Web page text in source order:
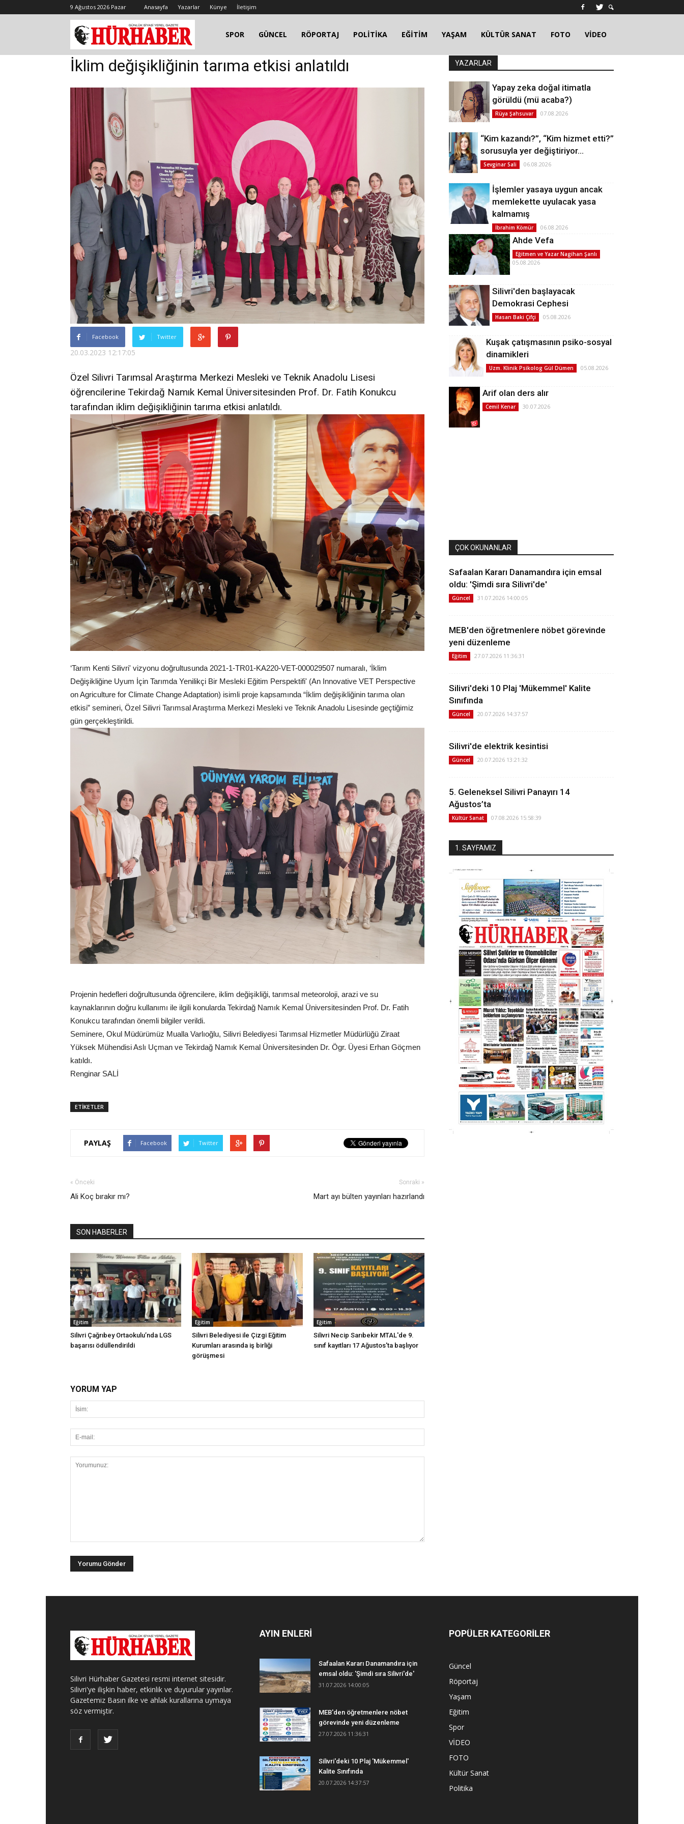
9 Ağustos 2026 Pazar Anasayfa Yazarlar Künye İletişim
SPOR GÜNCEL RÖPORTAJ POLİTİKA EĞİTİM YAŞAM KÜLTÜR SANAT FOTO VİDEO
İklim değişikliğinin tarıma etkisi anlatıldı
Facebook Twitter
20.03.2023 12:17:05
Özel Silivri Tarımsal Araştırma Merkezi Mesleki ve Teknik Anadolu Lisesi
öğrencilerine Tekirdağ Namık Kemal Üniversitesinden Prof. Dr. Fatih Konukcu
tarafından iklim değişikliğinin tarıma etkisi anlatıldı.
‘Tarım Kenti Silivri' vizyonu doğrultusunda 2021-1-TR01-KA220-VET-000029507 numaralı, ‘İklim
Değişikliğine Uyum İçin Tarımda Yenilikçi Bir Mesleki Eğitim Perspektifi' (An Innovative VET Perspective
on Agriculture for Climate Change Adaptation) isimli proje kapsamında “İklim değişikliğinin tarıma olan
etkisi” semineri, Özel Silivri Tarımsal Araştırma Merkezi Mesleki ve Teknik Anadolu Lisesinde geçtiğimiz
gün gerçekleştirildi.
Projenin hedefleri doğrultusunda öğrencilere, iklim değişikliği, tarımsal meteoroloji, arazi ve su
kaynaklarının doğru kullanımı ile ilgili konularda Tekirdağ Namık Kemal Üniversitesinden Prof. Dr. Fatih
Konukcu tarafından önemli bilgiler verildi.
Seminere, Okul Müdürümüz Mualla Varlıoğlu, Silivri Belediyesi Tarımsal Hizmetler Müdürlüğü Ziraat
Yüksek Mühendisi Aslı Uçman ve Tekirdağ Namık Kemal Üniversitesinden Dr. Ögr. Üyesi Erhan Göçmen
katıldı.
Renginar SALİ
ETİKETLER
PAYLAŞ Facebook Twitter
« Önceki
Ali Koç bırakır mı?
Sonraki »
Mart ayı bülten yayınları hazırlandı
SON HABERLER
Eğitim
Silivri Çağrıbey Ortaokulu’nda LGS
başarısı ödüllendirildi
Eğitim
Silivri Belediyesi ile Çizgi Eğitim
Kurumları arasında iş birliği
görüşmesi
Eğitim
Silivri Necip Sarıbekir MTAL'de 9.
sınıf kayıtları 17 Ağustos'ta başlıyor
YORUM YAP
YAZARLAR
Yapay zeka doğal itimatla
görüldü (mü acaba?)
Rüya Şahsuvar 07.08.2026
“Kim kazandı?”, “Kim hizmet etti?”
sorusuyla yer değiştiriyor…
Sevginar Sali 06.08.2026
İşlemler yasaya uygun ancak
memlekette uyulacak yasa
kalmamış
İbrahim Kömür 06.08.2026
Ahde Vefa
Eğitmen ve Yazar Nagihan Şanlı
05.08.2026
Silivri'den başlayacak
Demokrasi Cephesi
Hasan Baki Çifçi 05.08.2026
Kuşak çatışmasının psiko-sosyal
dinamikleri
Uzm. Klinik Psikolog Gül Dümen 05.08.2026
Arif olan ders alır
Cemil Kenar 30.07.2026
ÇOK OKUNANLAR
Safaalan Kararı Danamandıra için emsal
oldu: 'Şimdi sıra Silivri'de'
Güncel 31.07.2026 14:00:05
MEB'den öğretmenlere nöbet görevinde
yeni düzenleme
Eğitim 27.07.2026 11:36:31
Silivri'deki 10 Plaj 'Mükemmel' Kalite
Sınıfında
Güncel 20.07.2026 14:37:57
Silivri'de elektrik kesintisi
Güncel 20.07.2026 13:21:32
5. Geleneksel Silivri Panayırı 14
Ağustos’ta
Kültür Sanat 07.08.2026 15:58:39
1. SAYFAMIZ
Silivri Hürhaber Gazetesi resmi internet sitesidir.
Silivri'ye ilişkin haber, etkinlik ve duyurular yayınlar.
Gazetemiz Basın ilke ve ahlak kurallarına uymaya
söz vermiştir.
AYIN ENLERİ
Safaalan Kararı Danamandıra için
emsal oldu: 'Şimdi sıra Silivri'de'
31.07.2026 14:00:05
MEB'den öğretmenlere nöbet
görevinde yeni düzenleme
27.07.2026 11:36:31
Silivri'deki 10 Plaj 'Mükemmel'
Kalite Sınıfında
20.07.2026 14:37:57
POPÜLER KATEGORİLER
Güncel
Röportaj
Yaşam
Eğitim
Spor
VİDEO
FOTO
Kültür Sanat
Politika